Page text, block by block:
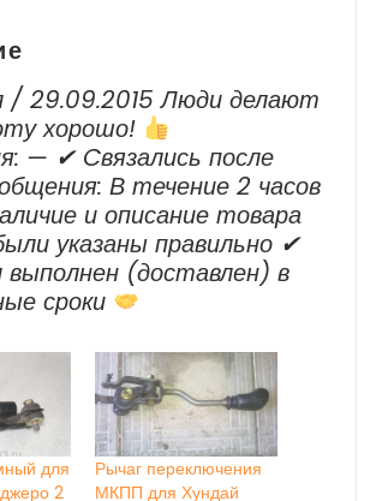
/ 29.09.2015 Люди делают
хорошо!
— ✔ Cвязались после
В течение 2 часов
и описание товара
указаны правильно ✔
выполнен (доставлен) в
сроки
для
2
Рычаг переключения
МКПП для Хундай